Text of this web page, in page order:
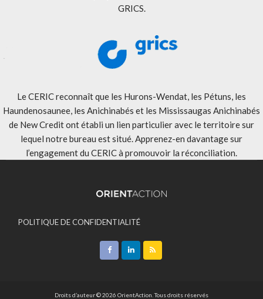
GRICS.
Le CERIC reconnaît que les Hurons-Wendat, les Pétuns, les
Haundenosaunee, les Anichinabés et les Mississaugas Anichinabés
de New Credit ont établi un lien particulier avec le territoire sur
lequel notre bureau est situé. Apprenez-en davantage sur
l’engagement du CERIC à promouvoir la réconciliation.
POLITIQUE DE CONFIDENTIALITÉ
ACCEPTATION DES MODALITÉS CONTACT
Droits d’auteur © 2026 OrientAction. Tous droits réservés